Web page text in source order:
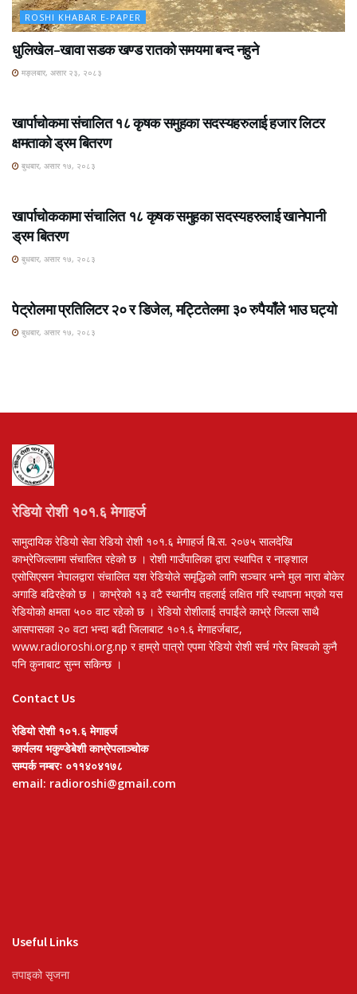
ROSHI KHABAR E-PAPER
धुलिखेल–खावा सडक खण्ड रातको समयमा बन्द नहुने
मङ्लबार, असार २३, २०८३
खार्पाचोकमा संचालित १८ कृषक समुहका सदस्यहरुलाई हजार लिटर
क्षमताको ड्रम बितरण
बुधबार, असार १७, २०८३
खार्पाचोककामा संचालित १८ कृषक समुहका सदस्यहरुलाई खानेपानी
ड्रम बितरण
बुधबार, असार १७, २०८३
पेट्रोलमा प्रतिलिटर २० र डिजेल, मट्टितेलमा ३० रुपैयाँले भाउ घट्यो
बुधबार, असार १७, २०८३
रेडियो रोशी १०१.६ मेगाहर्ज
सामुदायिक रेडियो सेवा रेडियो रोशी १०१.६ मेगाहर्ज बि.स. २०७५ सालदेखि
काभ्रेजिल्लामा संचालित रहेको छ । रोशी गाउँपालिका द्वारा स्थापित र नाङ्शाल
एसोसिएसन नेपालद्वारा संचालित यश रेडियोले समृद्धिको लागि सञ्चार भन्ने मुल नारा बोकेर
अगाडि बढिरहेको छ । काभ्रेको १३ वटै स्थानीय तहलाई लक्षित गरि स्थापना भएको यस
रेडियोको क्षमता ५०० वाट रहेको छ । रेडियो रोशीलाई तपाईंले काभ्रे जिल्ला साथै
आसपासका २० वटा भन्दा बढी जिलाबाट १०१.६ मेगाहर्जबाट,
www.radioroshi.org.np र हाम्रो पात्रो एपमा रेडियो रोशी सर्च गरेर बिश्वको कुनै
पनि कुनाबाट सुन्न सकिन्छ ।
Contact Us
रेडियो रोशी १०१.६ मेगाहर्ज
कार्यलय भकुण्डेबेशी काभ्रेपलाञ्चोक
सम्पर्क नम्बरः ०११४०४१७८
email: radioroshi@gmail.com
Useful Links
तपाइको सृजना